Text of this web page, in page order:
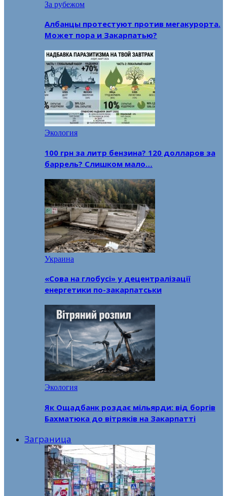
За рубежом
Албанцы протестуют против мегакурорта.
Может пора и Закарпатью?
Экология
100 грн за литр бензина? 120 долларов за
баррель? Слишком мало…
Украина
«Сова на глобусі» у децентралізації
енергетики по-закарпатськи
Экология
Як Ощадбанк роздає мільярди: від боргів
Бахматюка до вітряків на Закарпатті
Заграница